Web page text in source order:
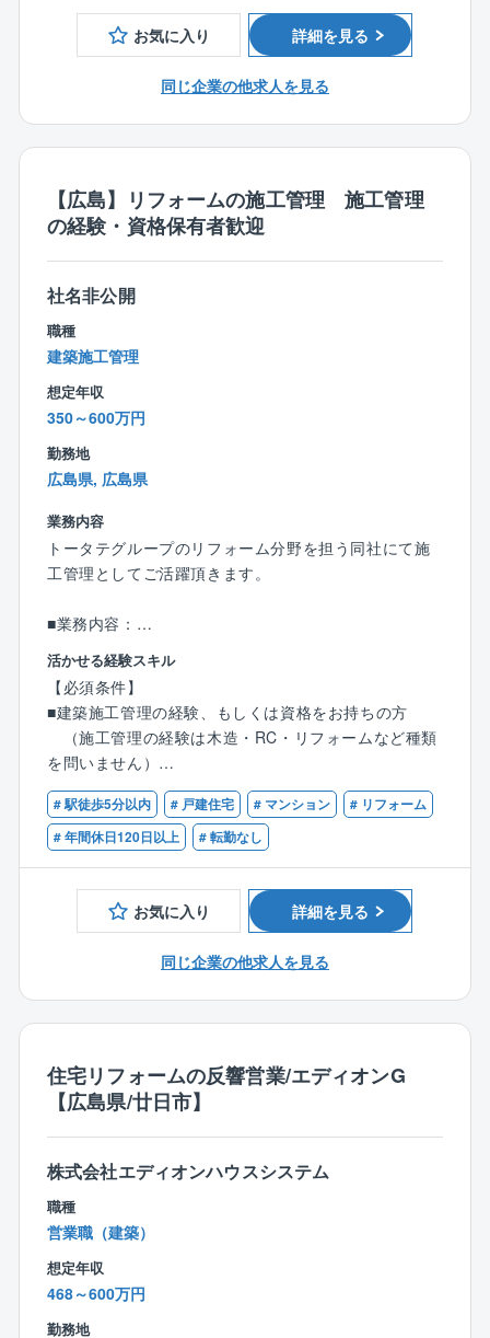
【働く環境について】
■社員職人を育成中です！
大工、基礎、内装、設備、ボートなど各分野に特化し
た建築職人（男女）を育成しています。
同じく「日本一」という目標に向かう仲間のため、意
思疎通もスムーズに行うことが可能です。
る職人たちのため、連携が取りやすく、施工管理がし
やすい環境です。
ています！
早期に独り立ちできるよう先輩社員がフォローします
のでご安心ください！
建築に興味がある、モノ作りが好き、手に職をつけた
い、、、
どんな志望動機でも構いません！ぜひご応募くださ
い！
■宅地建物取引士の資格をお持ちの方
お気に入り 詳細を見る
同じ企業の他求人を見る
【広島】リフォームの施工管理 施工管理
の経験・資格保有者歓迎
社名非公開
職種
建築施工管理
想定年収
350～600万円
勤務地
広島県, 広島県
業務内容
トータテグループのリフォーム分野を担う同社にて施
工管理としてご活躍頂きます。
■業務内容：
アサイン（振分け）された案件に対し、戸建てリフォ
ームの施工管理を行って頂きます。
主に、人員管理・コスト管理・納期管理・安全管理で
す。月に大よそ10件程度の
案件を対応しますが、
現場にも少なくとも1回は訪れ現場状況を確認します。
外勤（現場管理）：内勤（書類作成等）の割合は7:3程
です。案件全体の提案を行って頂く事はありません
が、
追加工事が必要だと判断した場合は顧客に追加提案を
行って頂く事があります。
・トータテハウジングにて住宅購入頂き、10年以上経
過したお客様（アフターメンテナンス期間が終了され
たお客様）。
Pを見てお問合せ頂いたお客様。
ど、様々です。
ご経験やスキルに応じて、徐々に大きな案件もお任せ
していきます。
■その他：
エリアは広島市内近郊。通勤、現場訪問には自家用車
を使用頂きますが、ETCカード、ガソリンカードは貸
活かせる経験スキル
【必須条件】
■建築施工管理の経験、もしくは資格をお持ちの方
（施工管理の経験は木造・RC・リフォームなど種類
を問いません）
■普通自動車第一種運転免許（AT限定可）
【歓迎条件】
・木造建築業界での経験
・2級建築士、もしくは2級建築施工管理技士以上の資
# 駅徒歩5分以内 # 戸建住宅 # マンション
# リフォーム
# 年間休日120日以上
# 転勤なし
お気に入り 詳細を見る
同じ企業の他求人を見る
住宅リフォームの反響営業/エディオンG
【広島県/廿日市】
株式会社エディオンハウスシステム
職種
営業職（建築）
想定年収
468～600万円
勤務地